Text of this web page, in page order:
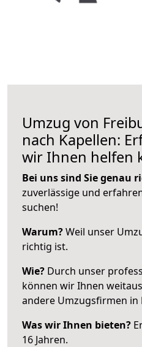
Umzug von
nach Kapellen:
wir Ihnen helfen
Bei uns sind Sie genau
zuverlässige und
suchen!
Warum?Weil unser
richtig ist.
Wie? Durch unser
können wir Ihnen
andere Umzugsfirmen in
Was wir Ihnen bieten?
16 Jahren.